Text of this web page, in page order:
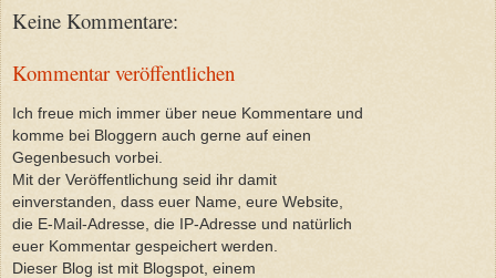
Keine Kommentare:
Kommentar veröffentlichen
Ich freue mich immer über neue Kommentare und
komme bei Bloggern auch gerne auf einen
Gegenbesuch vorbei.
Mit der Veröffentlichung seid ihr damit
einverstanden, dass euer Name, eure Website,
die E-Mail-Adresse, die IP-Adresse und natürlich
euer Kommentar gespeichert werden.
Dieser Blog ist mit Blogspot, einem